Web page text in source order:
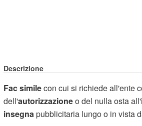
Descrizione
Fac similecon cui si richiede all'ente
dell'autorizzazioneo del nulla osta all'
insegna pubblicitaria lungo o in vista